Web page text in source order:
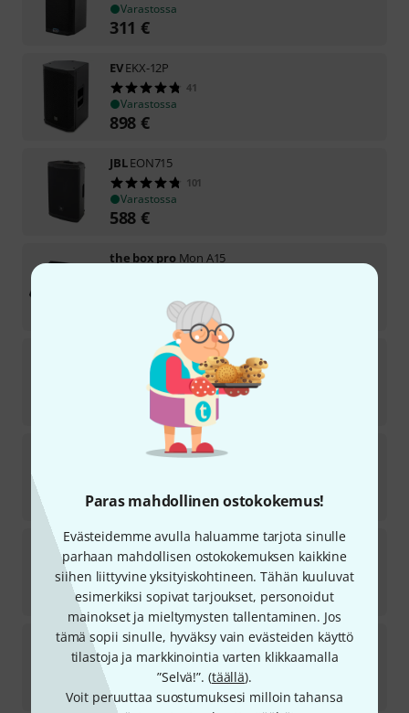
Paras mahdollinen ostokokemus!
Evästeidemme avulla haluamme tarjota sinulle
parhaan mahdollisen ostokokemuksen kaikkine
siihen liittyvine yksityiskohtineen. Tähän kuuluvat
esimerkiksi sopivat tarjoukset, personoidut
mainokset ja mieltymysten tallentaminen. Jos
tämä sopii sinulle, hyväksy vain evästeiden käyttö
tilastoja ja markkinointia varten klikkaamalla
”Selvä!”. (täällä).
Voit peruuttaa suostumuksesi milloin tahansa
Varastossa
311 €
EVEKX-12P
41
Varastossa
898 €
JBLEON715
101
Varastossa
588 €
the box pro Mon A15
LD SystemsSAT 62A G2
33
Varastossa
Art 745-A MK V
1 199€
EVETX-12P
28
Varastossa
1 490€
the boxPA 302 A
486
Varastossa
309€